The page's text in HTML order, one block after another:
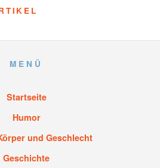
MENÜ
Startseite
Humor
und Geschlecht
Geschichte